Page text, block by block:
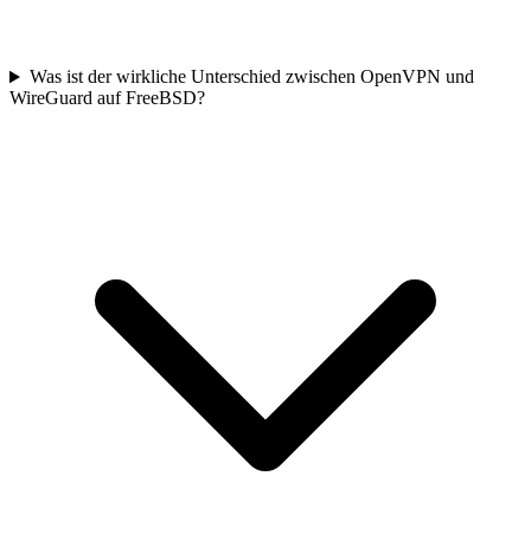
Was ist der wirkliche Unterschied zwischen OpenVPN und
WireGuard auf FreeBSD?